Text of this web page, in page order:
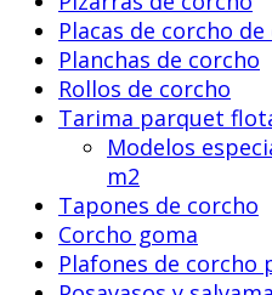
Placas de corcho
Planchas de corcho
Rollos de corcho
Tarima parquet
Modelos
m2
Tapones de corcho
Corcho goma
Plafones de corcho